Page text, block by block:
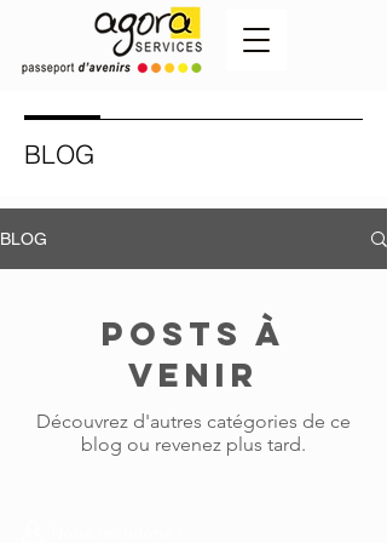
BLOG
BLOG
Posts à
venir
Découvrez d'autres catégories de ce
blog ou revenez plus tard.